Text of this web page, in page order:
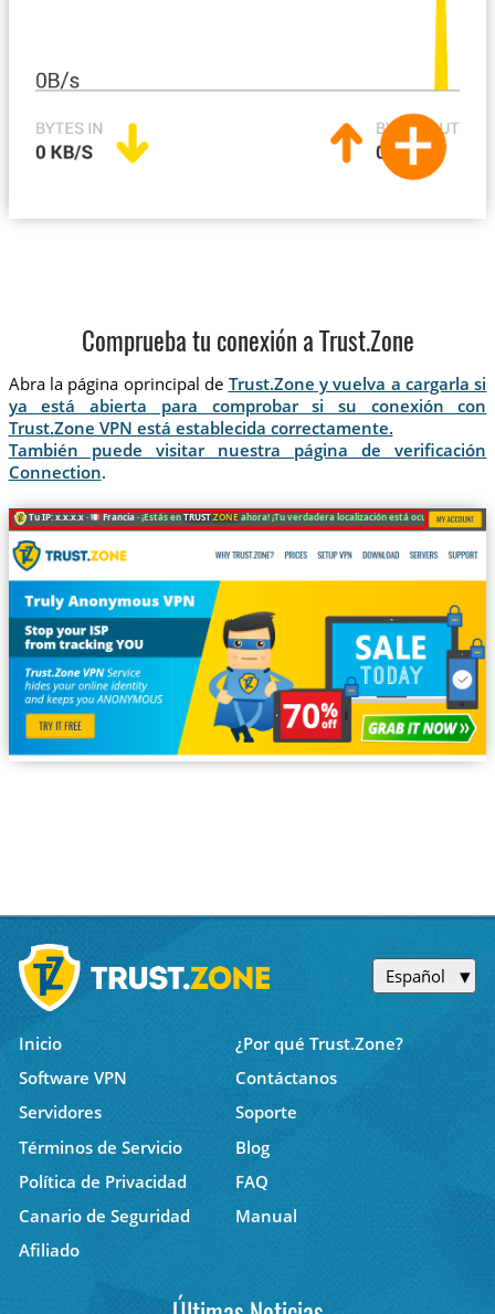
Comprueba tu conexión a Trust.Zone
Abra la página oprincipal de Trust.Zone y vuelva a cargarla si
ya está abierta para comprobar si su conexión con
Trust.Zone VPN está establecida correctamente.
También puede visitar nuestra página de verificación
Connection.
Tu IP: x.x.x.x · Francia ·¡Estás enTRUST.ZONEahora! ¡Tu verdadera localización está oculta!
Español
Inicio
¿Por qué Trust.Zone?
Software VPN
Contáctanos
Servidores
Soporte
Términos de Servicio
Blog
Política de Privacidad
FAQ
Canario de Seguridad
Manual
Afiliado